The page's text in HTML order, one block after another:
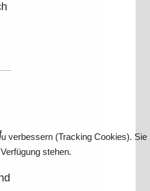
verbessern (Tracking Cookies). Sie
stehen.